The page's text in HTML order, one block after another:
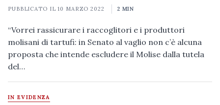
PUBBLICATO IL10 MARZO 2022 2 MIN
“Vorrei rassicurare i raccoglitori e i produttori
molisani di tartufi: in Senato al vaglio non c’è alcuna
proposta che intende escludere il Molise dalla tutela
del…
IN EVIDENZA